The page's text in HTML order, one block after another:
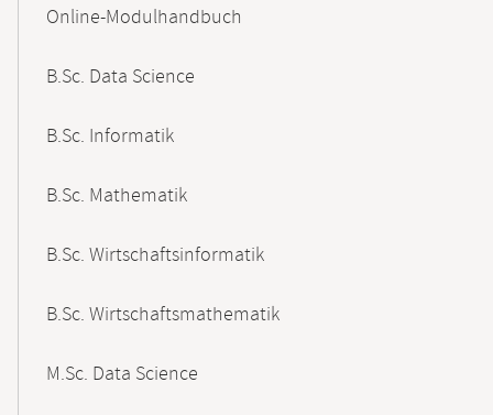
NavigationOnline-Modulhandbuch
B.Sc. Data Science
B.Sc. Informatik
B.Sc. Mathematik
B.Sc. Wirtschaftsinformatik
B.Sc. Wirtschaftsmathematik
M.Sc. Data Science